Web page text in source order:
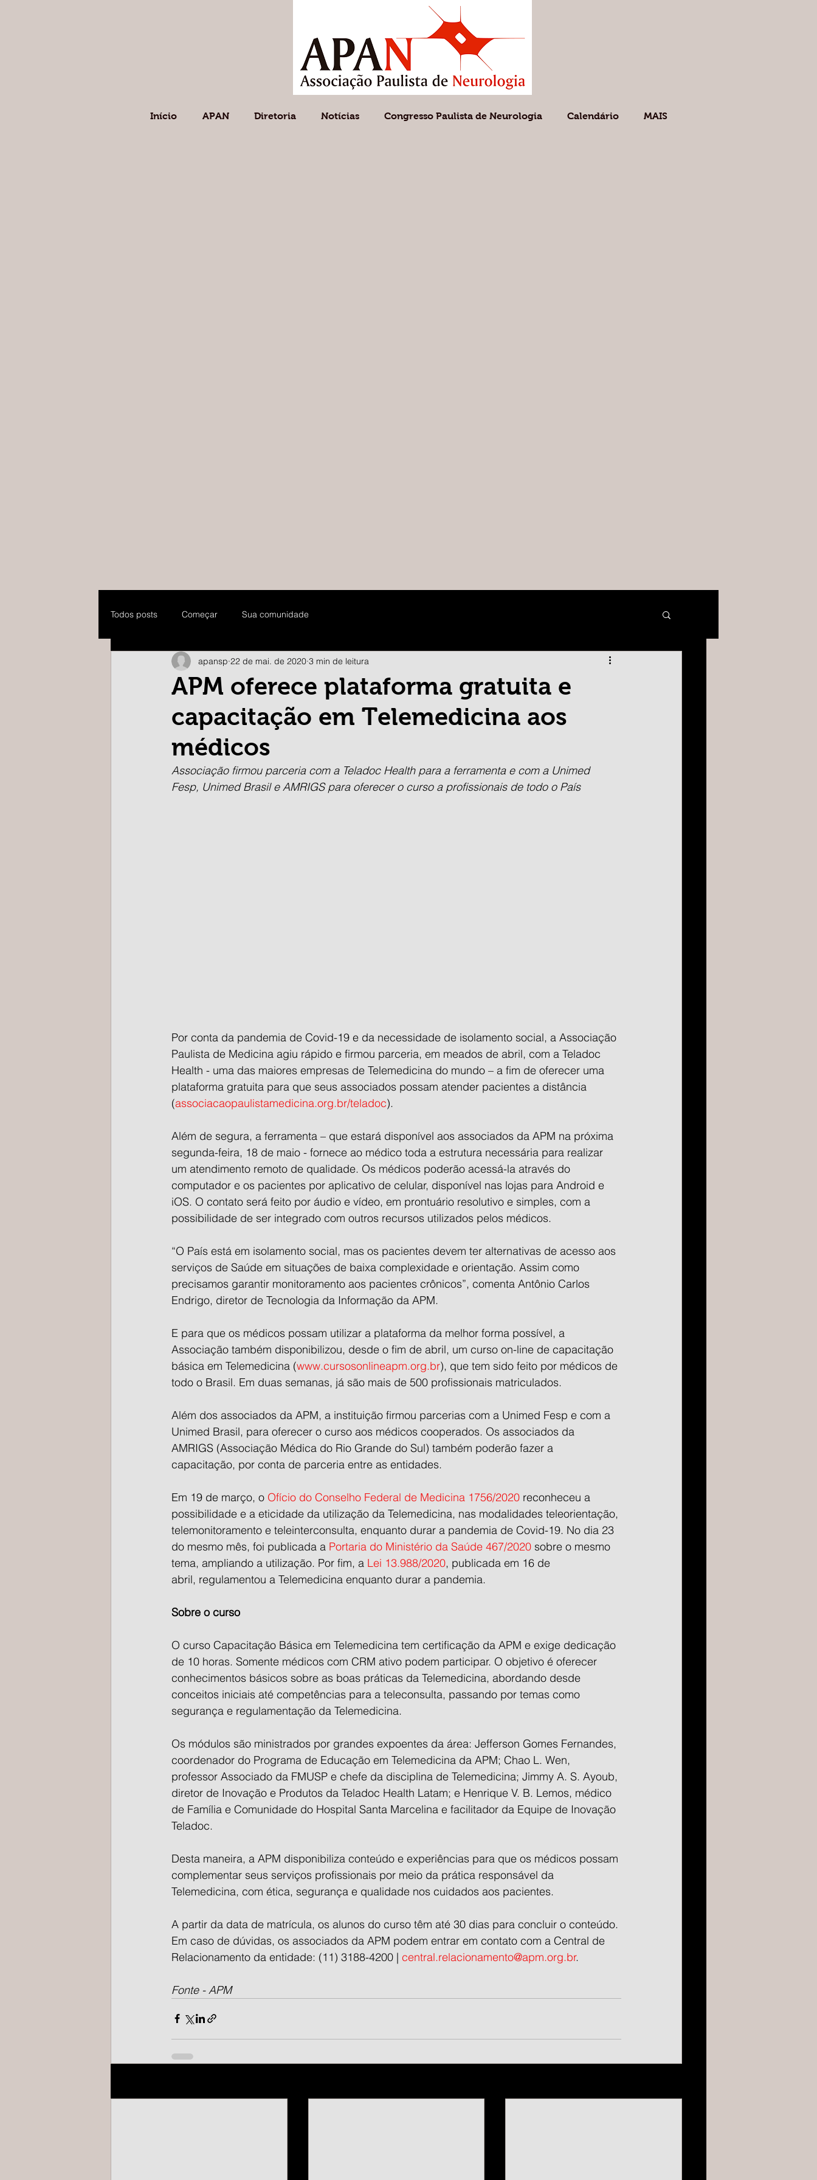
Início APAN Diretoria Notícias Congresso Paulista de Neurologia Calendário MAIS
Todos posts Começar Sua comunidade
APM oferece plataforma gratuita e
capacitação em Telemedicina aos
médicos
apansp 22 de mai. de 2020 3 min de leitura
Associação firmou parceria com a Teladoc Health para a ferramenta e com a Unimed
Fesp, Unimed Brasil e AMRIGS para oferecer o curso a profissionais de todo o País
Por conta da pandemia de Covid-19 e da necessidade de isolamento social, a Associação
Paulista de Medicina agiu rápido e firmou parceria, em meados de abril, com a Teladoc
Health - uma das maiores empresas de Telemedicina do mundo – a fim de oferecer uma
plataforma gratuita para que seus associados possam atender pacientes a distância
(associacaopaulistamedicina.org.br/teladoc).
Além de segura, a ferramenta – que estará disponível aos associados da APM na próxima
segunda-feira, 18 de maio - fornece ao médico toda a estrutura necessária para realizar
um atendimento remoto de qualidade. Os médicos poderão acessá-la através do
computador e os pacientes por aplicativo de celular, disponível nas lojas para Android e
iOS. O contato será feito por áudio e vídeo, em prontuário resolutivo e simples, com a
possibilidade de ser integrado com outros recursos utilizados pelos médicos.
“O País está em isolamento social, mas os pacientes devem ter alternativas de acesso aos
serviços de Saúde em situações de baixa complexidade e orientação. Assim como
precisamos garantir monitoramento aos pacientes crônicos”, comenta Antônio Carlos
Endrigo, diretor de Tecnologia da Informação da APM.
E para que os médicos possam utilizar a plataforma da melhor forma possível, a
Associação também disponibilizou, desde o fim de abril, um curso on-line de capacitação
básica em Telemedicina (www.cursosonlineapm.org.br), que tem sido feito por médicos de
todo o Brasil. Em duas semanas, já são mais de 500 profissionais matriculados.
Além dos associados da APM, a instituição firmou parcerias com a Unimed Fesp e com a
Unimed Brasil, para oferecer o curso aos médicos cooperados. Os associados da
AMRIGS (Associação Médica do Rio Grande do Sul) também poderão fazer a
capacitação, por conta de parceria entre as entidades.
Em 19 de março, o Ofício do Conselho Federal de Medicina 1756/2020 reconheceu a
possibilidade e a eticidade da utilização da Telemedicina, nas modalidades teleorientação,
telemonitoramento e teleinterconsulta, enquanto durar a pandemia de Covid-19. No dia 23
do mesmo mês, foi publicada a Portaria do Ministério da Saúde 467/2020 sobre o mesmo
tema, ampliando a utilização. Por fim, a Lei 13.988/2020, publicada em 16 de
abril, regulamentou a Telemedicina enquanto durar a pandemia.
Sobre o curso
O curso Capacitação Básica em Telemedicina tem certificação da APM e exige dedicação
de 10 horas. Somente médicos com CRM ativo podem participar. O objetivo é oferecer
conhecimentos básicos sobre as boas práticas da Telemedicina, abordando desde
conceitos iniciais até competências para a teleconsulta, passando por temas como
segurança e regulamentação da Telemedicina.
Os módulos são ministrados por grandes expoentes da área: Jefferson Gomes Fernandes,
coordenador do Programa de Educação em Telemedicina da APM; Chao L. Wen,
professor Associado da FMUSP e chefe da disciplina de Telemedicina; Jimmy A. S. Ayoub,
diretor de Inovação e Produtos da Teladoc Health Latam; e Henrique V. B. Lemos, médico
de Família e Comunidade do Hospital Santa Marcelina e facilitador da Equipe de Inovação
Teladoc.
Desta maneira, a APM disponibiliza conteúdo e experiências para que os médicos possam
complementar seus serviços profissionais por meio da prática responsável da
Telemedicina, com ética, segurança e qualidade nos cuidados aos pacientes.
A partir da data de matrícula, os alunos do curso têm até 30 dias para concluir o conteúdo.
Em caso de dúvidas, os associados da APM podem entrar em contato com a Central de
Relacionamento da entidade: (11) 3188-4200 | central.relacionamento@apm.org.br.
Fonte - APM